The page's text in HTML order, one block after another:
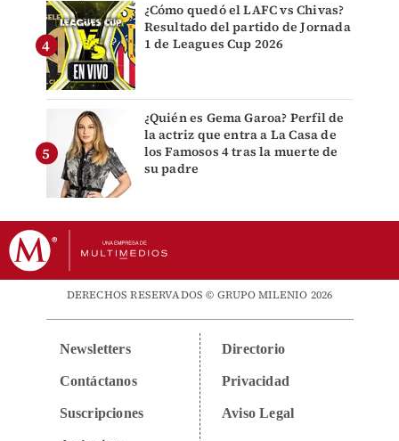
¿Cómo quedó el LAFC vs Chivas?
Resultado del partido de Jornada
1 de Leagues Cup 2026
¿Quién es Gema Garoa? Perfil de
la actriz que entra a La Casa de
los Famosos 4 tras la muerte de
su padre
DERECHOS RESERVADOS © GRUPO MILENIO 2026
Newsletters
Contáctanos
Suscripciones
Directorio
Privacidad
Aviso Legal